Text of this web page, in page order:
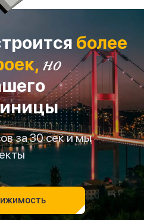
более
но
за 30 сек и мы